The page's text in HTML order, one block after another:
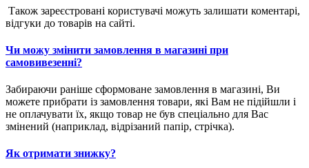
Також зареєстровані користувачі можуть залишати коментарі,
відгуки до товарів на сайті.
Чи можу змінити замовлення в магазині при
самовивезенні?
Забираючи раніше сформоване замовлення в магазині, Ви
можете прибрати із замовлення товари, які Вам не підійшли і
не оплачувати їх, якщо товар не був спеціально для Вас
змінений (наприклад, відрізаний папір, стрічка).
Як отримати знижку?